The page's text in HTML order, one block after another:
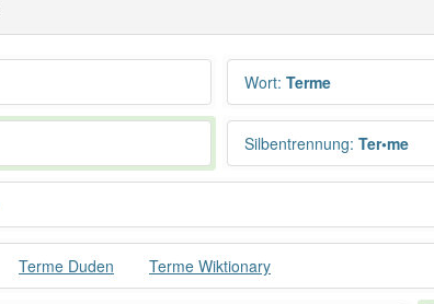
Wort: Terme
Silbentrennung: Ter•me
Terme Duden Terme Wiktionary